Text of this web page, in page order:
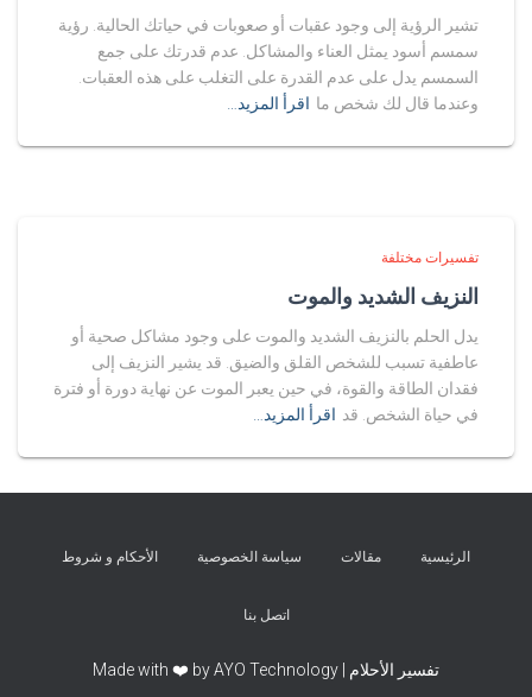
تشير الرؤية إلى وجود عقبات أو صعوبات في حياتك الحالية. رؤية
سمسم أسود يمثل العناء والمشاكل. عدم قدرتك على جمع
السمسم يدل على عدم القدرة على التغلب على هذه العقبات.
وعندما قال لك شخص ما اقرأ المزيد…
تفسيرات مختلفة
النزيف الشديد والموت
يدل الحلم بالنزيف الشديد والموت على وجود مشاكل صحية أو
عاطفية تسبب للشخص القلق والضيق. قد يشير النزيف إلى
فقدان الطاقة والقوة، في حين يعبر الموت عن نهاية دورة أو فترة
في حياة الشخص. قد اقرأ المزيد…
الرئيسية مقالات سياسة الخصوصية الأحكام و شروط
اتصل بنا
تفسير الأحلام | Made with ❤️ by AYO Technology